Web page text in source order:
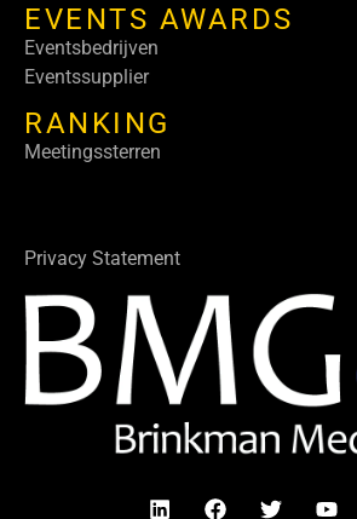
EVENTS AWARDS
Eventsbedrijven
Eventssupplier
RANKING
Meetingssterren
Privacy Statement